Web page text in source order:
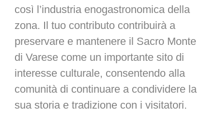
così l’industria enogastronomica della
zona. Il tuo contributo contribuirà a
preservare e mantenere il Sacro Monte
di Varese come un importante sito di
interesse culturale, consentendo alla
comunità di continuare a condividere la
sua storia e tradizione con i visitatori.